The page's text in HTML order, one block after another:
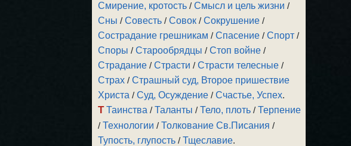
Смирение, кротость /Смысл и цель жизни /
Сны /Совесть /Совок /Сокрушение /
Сострадание грешникам /Спасение /Спорт /
Споры /Старообрядцы /Стоп войне /
Страдание /Страсти /Страсти телесные /
Страх /Страшный суд, Второе пришествие
Христа /Суд, Осуждение /Счастье, Успех.
Т Таинства /Таланты /Тело, плоть /Терпение
/Технологии /Толкование Св.Писания /
Тупость, глупость /Тщеславие.